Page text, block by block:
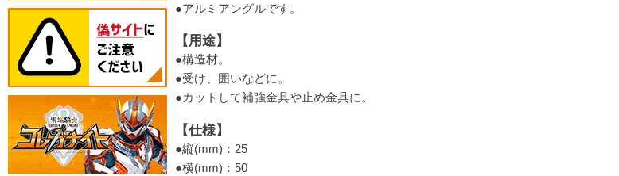
●アルミアングルです。
【用途】
●構造材。
●受け、囲いなどに。
●カットして補強金具や止め金具に。
【仕様】
●縦(mm)：25
●横(mm)：50